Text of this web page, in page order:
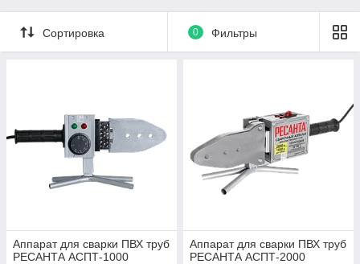
Сортировка 0 Фильтры
Аппарат для сварки ПВХ труб
РЕСАНТА АСПТ-1000
Аппарат для сварки ПВХ труб
РЕСАНТА АСПТ-2000